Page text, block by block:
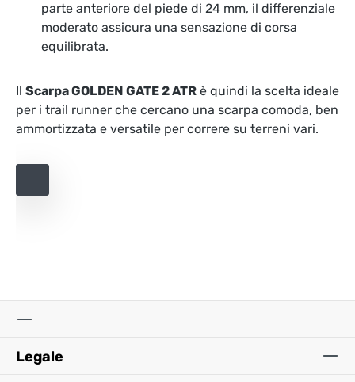
parte anteriore del piede di 24 mm, il differenziale
moderato assicura una sensazione di corsa
equilibrata.
Il Scarpa GOLDEN GATE 2 ATR è quindi la scelta ideale
per i trail runner che cercano una scarpa comoda, ben
ammortizzata e versatile per correre su terreni vari.
Legale